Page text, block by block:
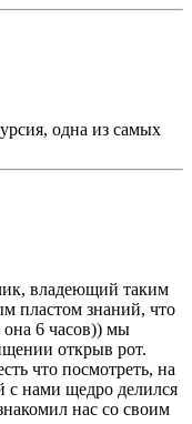
одна из самых
владеющий таким
пластом знаний, что
6 часов)) мы
открыв рот.
что посмотреть, на
с нами щедро делился
нас со своим